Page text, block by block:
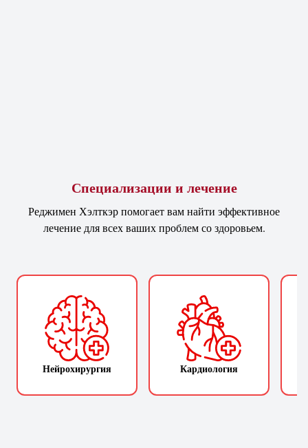
Специализации и лечение
Реджимен Хэлткэр помогает вам найти эффективное
лечение для всех ваших проблем со здоровьем.
Нейрохирургия Кардиология